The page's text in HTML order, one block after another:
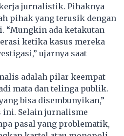
jurnalistik. Pihaknya
pihak yang terusik dengan
“Mungkin ada ketakutan
ketika kasus mereka
ujarnya saat
adalah pilar keempat
mata dan telinga publik.
bisa disembunyikan,”
ini. Selain jurnalisme
pasal yang problematik,